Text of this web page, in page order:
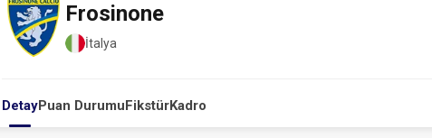
Frosinone
İtalya
DetayPuan DurumuFikstürKadro